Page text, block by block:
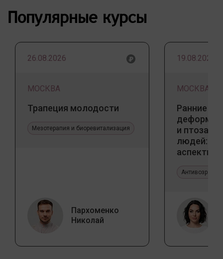
Популярные курсы
26.08.2026
МОСКВА
Трапеция молодости
Мезотерапия и биоревитализация
Пархоменко
Николай
19.08.2026
МОСКВА
Ранние
и птоза у
людей:
аспекты